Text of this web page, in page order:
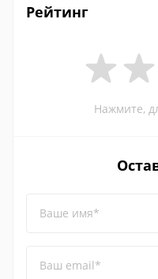
Рейтинг
Нажмите,
Ваше имя*
Ваш email*